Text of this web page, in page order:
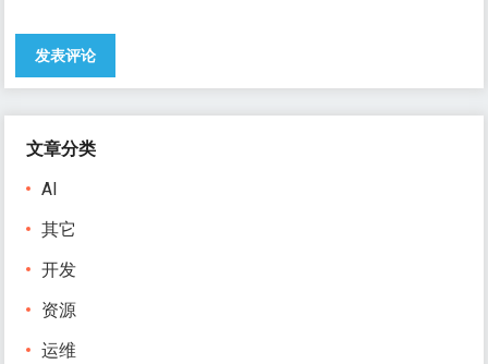
文章分类
AI
其它
开发
资源
运维